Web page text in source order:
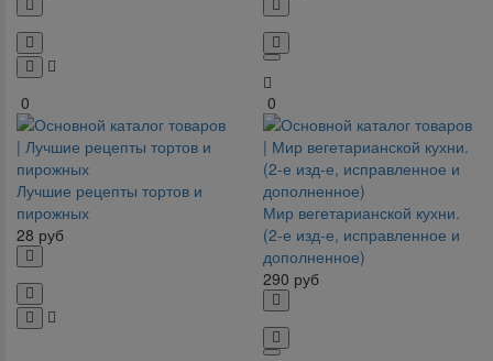
0
Лучшие рецепты тортов и
пирожных
28 руб
0
Мир вегетарианской кухни.
(2-е изд-е, исправленное и
дополненное)
290 руб